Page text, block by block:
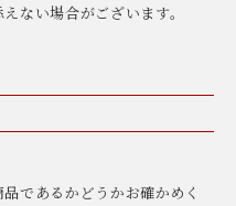
ない場合がございます。
であるかどうかお確かめく